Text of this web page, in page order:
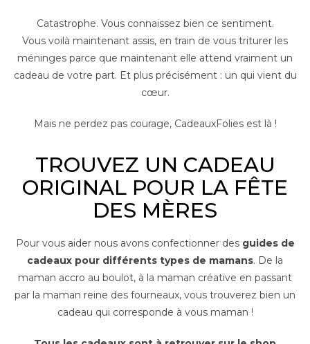
Catastrophe. Vous connaissez bien ce sentiment.
Vous voilà maintenant assis, en train de vous triturer les
méninges parce que maintenant elle attend vraiment un
cadeau de votre part. Et plus précisément : un qui vient du
cœur.
Mais ne perdez pas courage, CadeauxFolies est là !
TROUVEZ UN CADEAU
ORIGINAL POUR LA FÊTE
DES MÈRES
Pour vous aider nous avons confectionner des guides de
cadeaux pour différents types de mamans. De la
maman accro au boulot, à la maman créative en passant
par la maman reine des fourneaux, vous trouverez bien un
cadeau qui corresponde à vous maman !